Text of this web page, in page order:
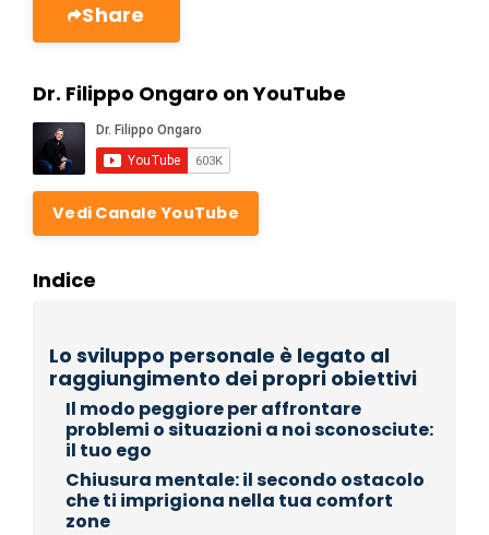
Share
Dr. Filippo Ongaro on YouTube
Vedi Canale YouTube
Indice
Lo sviluppo personale è legato al
raggiungimento dei propri obiettivi
Il modo peggiore per affrontare
problemi o situazioni a noi sconosciute:
il tuo ego
Chiusura mentale: il secondo ostacolo
che ti imprigiona nella tua comfort
zone